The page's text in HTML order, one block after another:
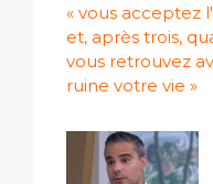
« vous acceptez
et, après trois,
vous retrouvez
ruine votre vie »